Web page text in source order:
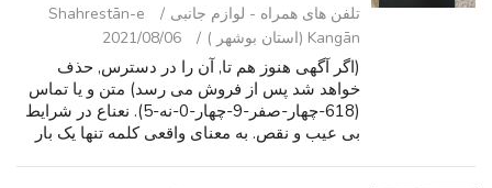
تلفن ‌های همراه - لوازم جانبی
Shahrestān-e
Kangān (استان بوشهر )
2021/08/06
(اگر آگهی هنوز هم تا, آن را در دسترس, حذف
خواهد شد پس از فروش می رسد) متن و یا تماس
(618-چهار-صفر-9-چهار-0-نه-5). نعناع در شرایط
بی عیب و نقص. به معنای واقعی کلمه تنها یک بار